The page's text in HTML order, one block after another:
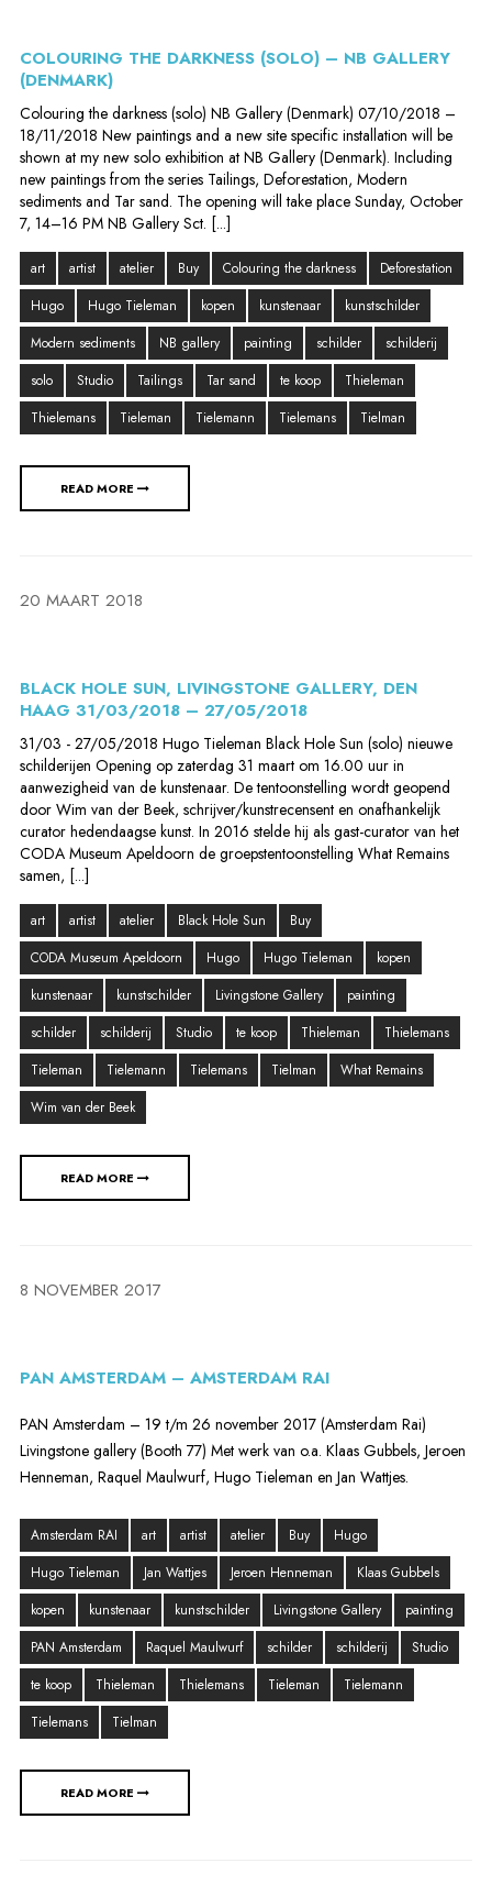
COLOURING THE DARKNESS (SOLO) – NB GALLERY
(DENMARK)
Colouring the darkness (solo) NB Gallery (Denmark) 07/10/2018 –
18/11/2018 New paintings and a new site specific installation will be
shown at my new solo exhibition at NB Gallery (Denmark). Including
new paintings from the series Tailings, Deforestation, Modern
sediments and Tar sand. The opening will take place Sunday, October
7, 14–16 PM NB Gallery Sct. [...]
art artist atelier Buy Colouring the darkness
Deforestation
Hugo
Hugo Tieleman kopen kunstenaar
kunstschilder
Modern sediments
NB gallery painting schilder
schilderij
solo
Studio Tailings Tar sand te koop
Thieleman
Thielemans
Tieleman Tielemann Tielemans Tielman
READ MORE
20 MAART 2018
BLACK HOLE SUN, LIVINGSTONE GALLERY, DEN
HAAG 31/03/2018 – 27/05/2018
31/03 - 27/05/2018 Hugo Tieleman Black Hole Sun (solo) nieuwe
schilderijen Opening op zaterdag 31 maart om 16.00 uur in
aanwezigheid van de kunstenaar. De tentoonstelling wordt geopend
door Wim van der Beek, schrijver/kunstrecensent en onafhankelijk
curator hedendaagse kunst. In 2016 stelde hij als gast-curator van het
CODA Museum Apeldoorn de groepstentoonstelling What Remains
samen, [...]
art artist atelier Black Hole Sun
Buy
CODA Museum Apeldoorn
Hugo Hugo Tieleman
kopen
kunstenaar
kunstschilder Livingstone Gallery
painting
schilder
schilderij Studio te koop Thieleman
Thielemans
Tieleman
Tielemann Tielemans Tielman
What Remains
Wim van der Beek
READ MORE
8 NOVEMBER 2017
PAN AMSTERDAM – AMSTERDAM RAI
PAN Amsterdam – 19 t/m 26 november 2017 (Amsterdam Rai)
Livingstone gallery (Booth 77) Met werk van o.a. Klaas Gubbels, Jeroen
Henneman, Raquel Maulwurf, Hugo Tieleman en Jan Wattjes.
Amsterdam RAI art artist atelier Buy
Hugo
Hugo Tieleman
Jan Wattjes Jeroen Henneman
Klaas Gubbels
kopen
kunstenaar kunstschilder Livingstone Gallery
painting
PAN Amsterdam
Raquel Maulwurf schilder schilderij
Studio
te koop
Thieleman Thielemans Tieleman
Tielemann
Tielemans
Tielman
READ MORE